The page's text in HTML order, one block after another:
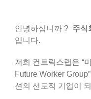
안녕하십니까 ? 주식
입니다.
저희 컨트릭스랩은 “
Future Worker
션의 선도적 기업이